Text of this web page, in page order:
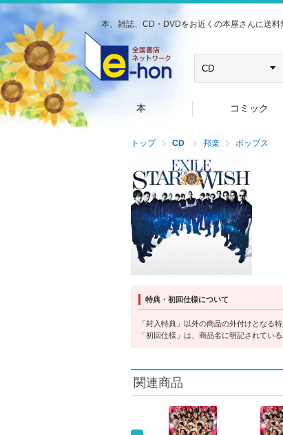
本、雑誌、CD・DVDをお近くの本屋さんに送料
本 コミック
トップ CD 邦楽 ポップス
特典・初回仕様について
「封入特典」以外の商品の外付けとなる
「初回仕様」は、商品名に明記されてい
関連商品